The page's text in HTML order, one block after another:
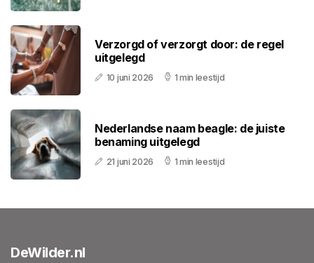
Verzorgd of verzorgt door: de regel
uitgelegd
10 juni 2026 1 min leestijd
Nederlandse naam beagle: de juiste
benaming uitgelegd
21 juni 2026 1 min leestijd
DeWilder.nl